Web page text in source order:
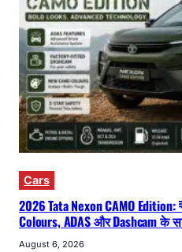
Cars
2026 Tata Nexon CAMO
Colours, ADAS और Dashcam के
August 6, 2026